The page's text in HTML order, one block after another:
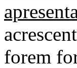
forem